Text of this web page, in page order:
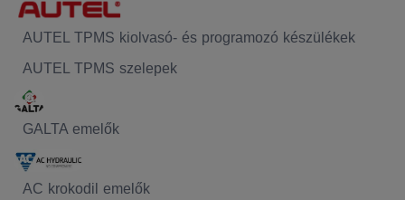
AUTEL TPMS kiolvasó- és programozó készülékek
AUTEL TPMS szelepek
GALTA emelők
AC krokodil emelők